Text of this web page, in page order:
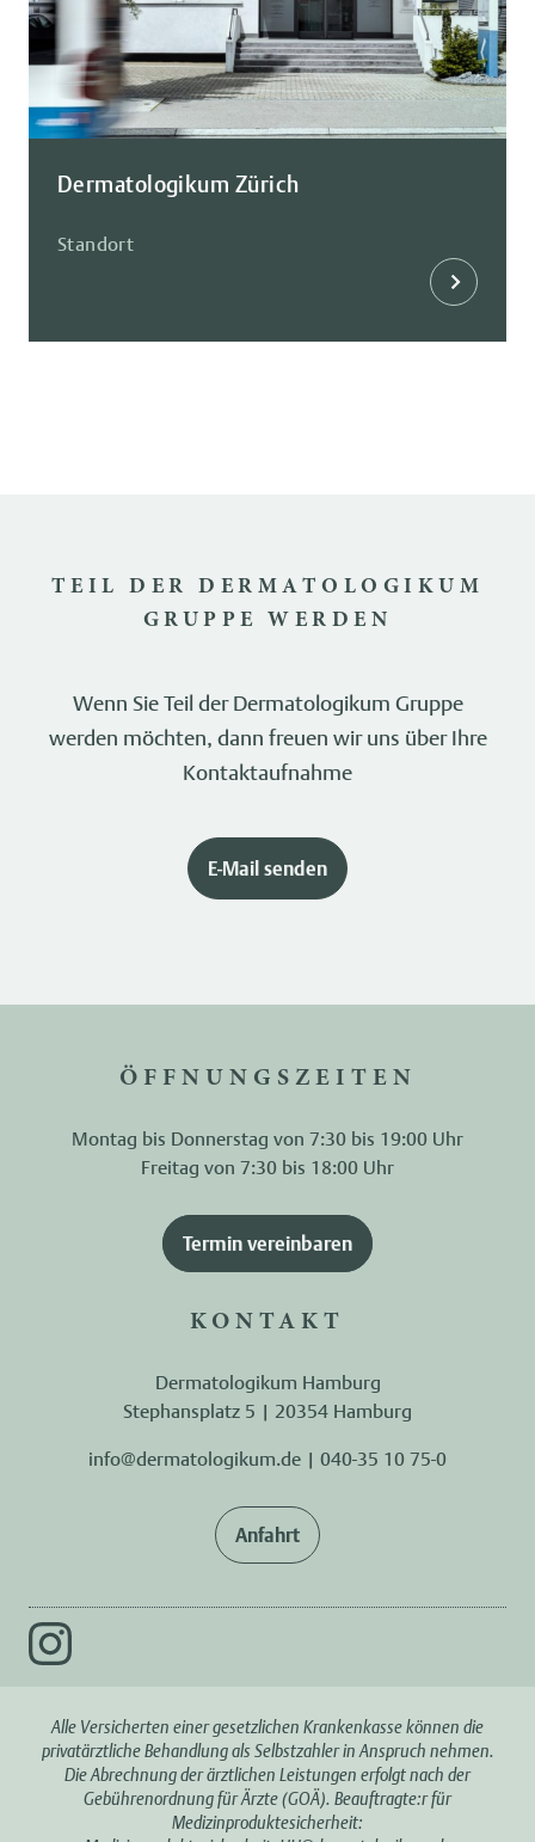
Dermatologikum Zürich
Standort
TEIL DER DERMATOLOGIKUM
GRUPPE WERDEN
Wenn Sie Teil der Dermatologikum Gruppe
werden möchten, dann freuen wir uns über Ihre
Kontaktaufnahme
E-Mail senden
ÖFFNUNGSZEITEN
Montag bis Donnerstag von 7:30 bis 19:00 Uhr
Freitag von 7:30 bis 18:00 Uhr
Termin vereinbaren
KONTAKT
Dermatologikum Hamburg
Stephansplatz 5 | 20354 Hamburg
info@dermatologikum.de | 040-35 10 75-0
Anfahrt
Alle Versicherten einer gesetzlichen Krankenkasse können die
privatärztliche Behandlung als Selbstzahler in Anspruch nehmen.
Die Abrechnung der ärztlichen Leistungen erfolgt nach der
Gebührenordnung für Ärzte (GOÄ). Beauftragte:r für
Medizinproduktesicherheit: